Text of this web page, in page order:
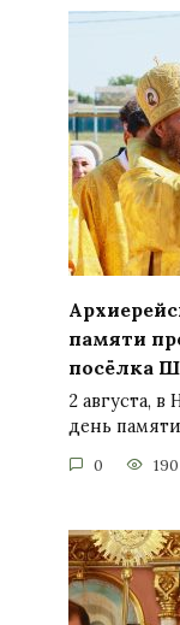
памяти
посёлка
2 августа,
день памяти
0 190